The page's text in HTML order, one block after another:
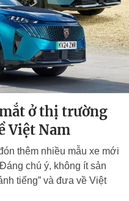
ở thị trường
Việt Nam
thêm nhiều mẫu xe mới
chú ý, không ít sản
tiếng” và đưa về Việt